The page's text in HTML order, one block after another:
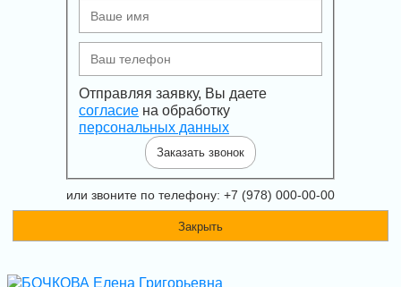
Отправляя заявку, Вы даете
согласие на обработку
персональных данных
Заказать звонок
или звоните по телефону: +7 (978) 000-00-00
Закрыть